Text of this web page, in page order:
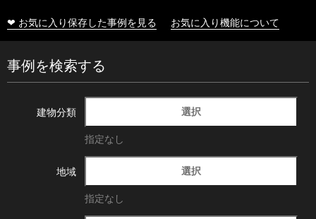
❤ お気に入り保存した事例を見る お気に入り機能について
事例を検索する
建物分類 選択
指定なし
地域 選択
指定なし